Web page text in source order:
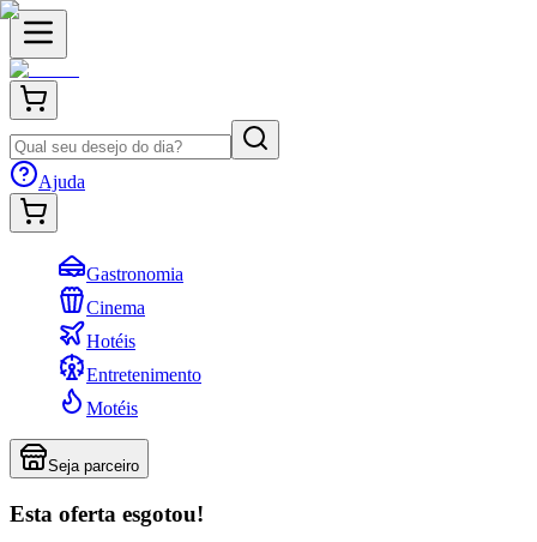
Ajuda
Gastronomia
Cinema
Hotéis
Entretenimento
Motéis
Seja parceiro
Esta oferta esgotou!